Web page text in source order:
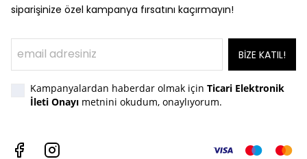
siparişinize özel kampanya fırsatını kaçırmayın!
BİZE KATIL!
Kampanyalardan haberdar olmak için Ticari Elektronik
İleti Onayı metnini okudum, onaylıyorum.